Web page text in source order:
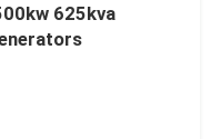
625kva